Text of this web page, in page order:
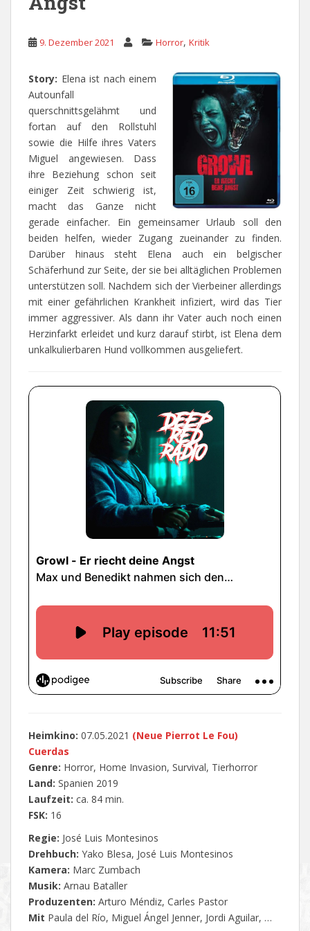
9. Dezember 2021 Horror, Kritik
Story: Elena ist nach einem
Autounfall
querschnittsgelähmt und
fortan auf den Rollstuhl
sowie die Hilfe ihres Vaters
Miguel angewiesen. Dass
ihre Beziehung schon seit
einiger Zeit schwierig ist,
macht das Ganze nicht
gerade einfacher. Ein gemeinsamer Urlaub soll den
beiden helfen, wieder Zugang zueinander zu finden.
Darüber hinaus steht Elena auch ein belgischer
Schäferhund zur Seite, der sie bei alltäglichen Problemen
unterstützen soll. Nachdem sich der Vierbeiner allerdings
mit einer gefährlichen Krankheit infiziert, wird das Tier
immer aggressiver. Als dann ihr Vater auch noch einen
Herzinfarkt erleidet und kurz darauf stirbt, ist Elena dem
unkalkulierbaren Hund vollkommen ausgeliefert.
Heimkino: 07.05.2021 (Neue Pierrot Le Fou)
Cuerdas
Genre: Horror, Home Invasion, Survival, Tierhorror
Land: Spanien 2019
Laufzeit: ca. 84 min.
FSK: 16
Regie: José Luis Montesinos
Drehbuch: Yako Blesa, José Luis Montesinos
Kamera: Marc Zumbach
Musik: Arnau Bataller
Produzenten: Arturo Méndiz, Carles Pastor
Mit Paula del Río, Miguel Ángel Jenner, Jordi Aguilar, …